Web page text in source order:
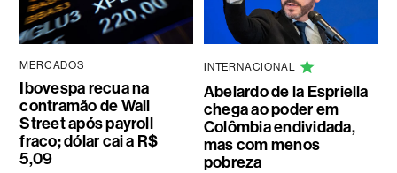
MERCADOS
Ibovespa recua na
contramão de Wall
Street após payroll
fraco; dólar cai a R$
5,09
INTERNACIONAL
Abelardo de la Espriella
chega ao poder em
Colômbia endividada,
mas com menos
pobreza